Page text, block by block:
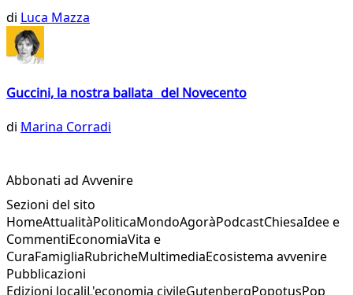
di Luca Mazza
Guccini, la nostra ballata del Novecento
di Marina Corradi
Abbonati ad Avvenire
Sezioni del sito
HomeAttualitàPoliticaMondoAgoràPodcastChiesaIdee e
CommentiEconomiaVita e
CuraFamigliaRubricheMultimediaEcosistema avvenire
Pubblicazioni
Edizioni localiL'economia civileGutenbergPopotusPop